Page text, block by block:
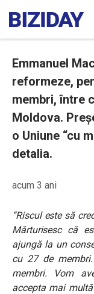
Emmanuel
reformeze,
membri, între
Moldova.
o Uniune “cu
detalia.
acum 3 ani
“Riscul este să
Mărturisesc că
ajungă la un
cu 27 de
membri. Vom
accepta mai